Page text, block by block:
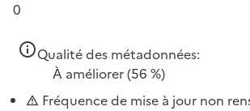
0
Qualité des métadonnées:
À améliorer(56 %)
Fréquence de mise à jour non